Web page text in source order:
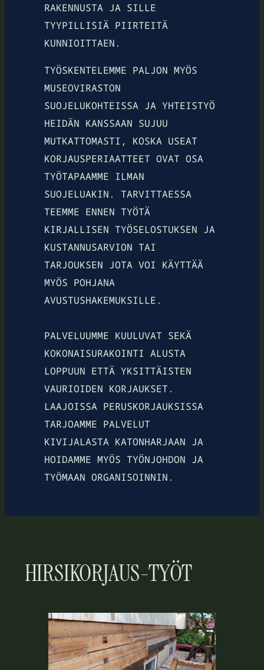
RAKENNUSTA JA SILLE
TYYPILLISIÄ PIIRTEITÄ
KUNNIOITTAEN.
TYÖSKENTELEMME PALJON MYÖS
MUSEOVIRASTON
SUOJELUKOHTEISSA JA YHTEISTYÖ
HEIDÄN KANSSAAN SUJUU
MUTKATTOMASTI, KOSKA USEAT
KORJAUSPERIAATTEET OVAT OSA
TYÖTAPAAMME ILMAN
SUOJELUAKIN. TARVITTAESSA
TEEMME ENNEN TYÖTÄ
KIRJALLISEN TYÖSELOSTUKSEN JA
KUSTANNUSARVION TAI
TARJOUKSEN JOTA VOI KÄYTTÄÄ
MYÖS POHJANA
AVUSTUSHAKEMUKSILLE.
PALVELUUMME KUULUVAT SEKÄ
KOKONAISURAKOINTI ALUSTA
LOPPUUN ETTÄ YKSITTÄISTEN
VAURIOIDEN KORJAUKSET.
LAAJOISSA PERUSKORJAUKSISSA
TARJOAMME PALVELUT
KIVIJALASTA KATONHARJAAN JA
HOIDAMME MYÖS TYÖNJOHDON JA
TYÖMAAN ORGANISOINNIN.
HIRSIKORJAUS-TYÖT